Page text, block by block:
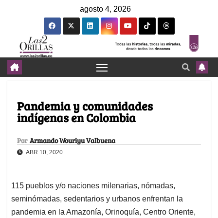
agosto 4, 2026
Pandemia y comunidades
indígenas en Colombia
Por Armando Wouriyu Valbuena
ABR 10, 2020
115 pueblos y/o naciones milenarias, nómadas,
seminómadas, sedentarios y urbanos enfrentan la
pandemia en la Amazonía, Orinoquía, Centro Oriente,